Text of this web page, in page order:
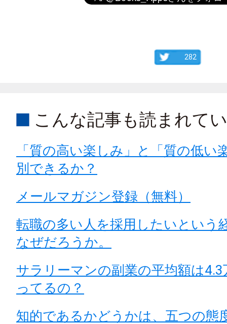
282
こんな記事も読まれて
「質の高い楽しみ」と「質の低い
別できるか？
メールマガジン登録（無料）
転職の多い人を採用したいという
なぜだろうか。
サラリーマンの副業の平均額は4.3
ってるの？
知的であるかどうかは、五つの態